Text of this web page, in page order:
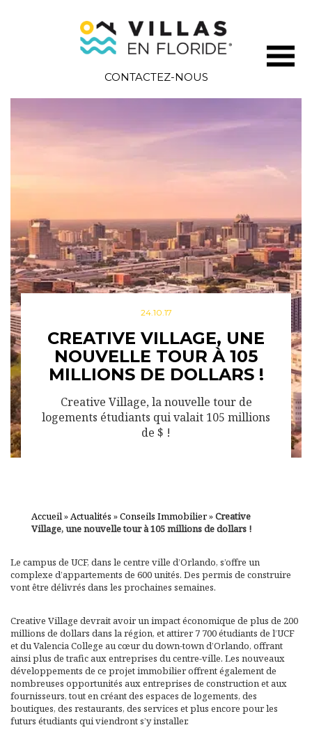
CONTACTEZ-NOUS
24.10.17
CREATIVE VILLAGE, UNE
NOUVELLE TOUR À 105
MILLIONS DE DOLLARS !
Creative Village, la nouvelle tour de
logements étudiants qui valait 105 millions
de $ !
Accueil»Actualités »Conseils Immobilier»Creative
Village, une nouvelle tour à 105 millions de dollars !
Le campus de UCF, dans le centre ville d’Orlando, s’offre un
complexe d’appartements de 600 unités. Des permis de construire
vont être délivrés dans les prochaines semaines.
Creative Village devrait avoir un impact économique de plus de 200
millions de dollars dans la région, et attirer 7 700 étudiants de l’UCF
et du Valencia College au cœur du down-town d’Orlando, offrant
ainsi plus de trafic aux entreprises du centre-ville. Les nouveaux
développements de ce projet immobilier offrent également de
nombreuses opportunités aux entreprises de construction et aux
fournisseurs, tout en créant des espaces de logements, des
boutiques, des restaurants, des services et plus encore pour les
futurs étudiants qui viendront s’y installer.